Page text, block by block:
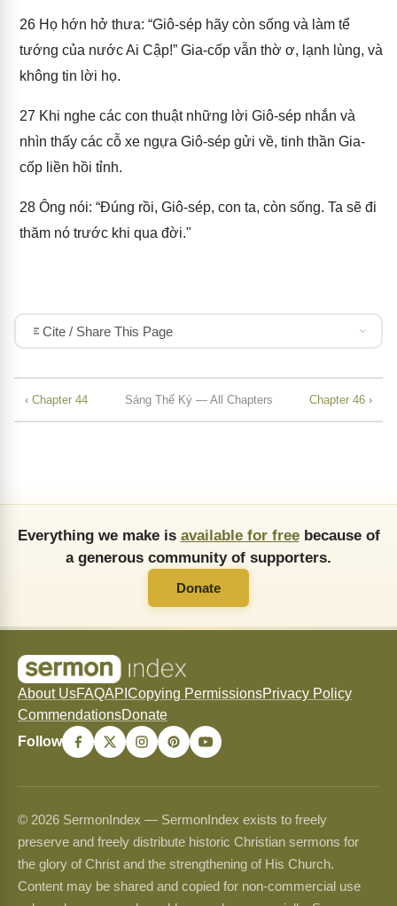
26 Họ hớn hở thưa: “Giô-sép hãy còn sống và làm tể
tướng của nước Ai Cập!” Gia-cốp vẫn thờ ơ, lạnh lùng, và
không tin lời họ.
27 Khi nghe các con thuật những lời Giô-sép nhắn và
nhìn thấy các cỗ xe ngựa Giô-sép gửi về, tinh thần Gia-
cốp liền hồi tỉnh.
28 Ông nói: “Đúng rồi, Giô-sép, con ta, còn sống. Ta sẽ đi
thăm nó trước khi qua đời."
Cite / Share This Page
‹ Chapter 44 Sáng Thế Ký — All Chapters Chapter 46 ›
Everything we make is available for freebecause of
a generous community of supporters.
Donate
About UsFAQAPI Copying PermissionsPrivacy Policy
CommendationsDonate
Follow
© 2026 SermonIndex — SermonIndex exists to freely
preserve and freely distribute historic Christian sermons for
the glory of Christ and the strengthening of His Church.
Content may be shared and copied for non-commercial use